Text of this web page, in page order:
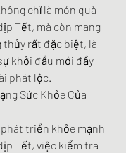
chỉ là món quà
Tết, mà còn mang
thủy rất đặc biệt, là
khởi đầu mới đầy
phát lộc.
Sức Khỏe Của
triển khỏe mạnh
Tết, việc kiểm tra